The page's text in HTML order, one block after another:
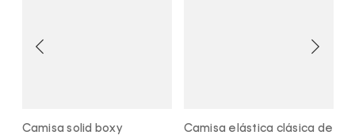
Camisa solid boxy
Camisa elástica clásica de